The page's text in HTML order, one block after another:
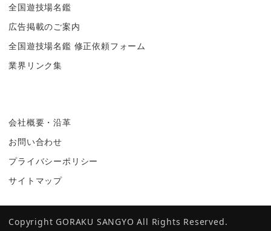
全国遊技場名鑑
広告掲載のご案内
全国遊技場名鑑 修正依頼フォーム
業界リンク集
会社概要・沿革
お問い合わせ
プライバシーポリシー
サイトマップ
Copyright GORAKU SANGYO All Rights Reserved.